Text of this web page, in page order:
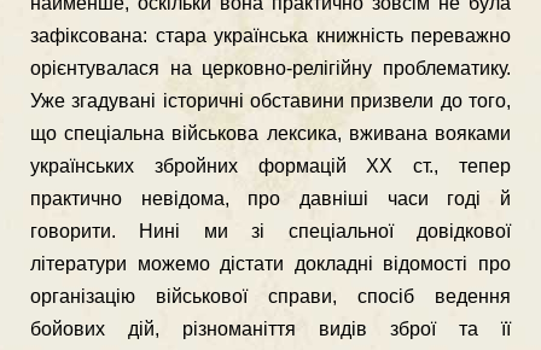
зафiксована: стара українська книжнiсть переважно
орiєнтувалася на церковно-релiгiйну проблематику.
Уже згадуванi iсторичнi обставини призвели до того,
що спецiальна вiйськова лексика, вживана вояками
українських збройних формацiй ХХ ст., тепер
практично невiдома, про давнiшi часи годi й
говорити. Нинi ми зi спецiальної довiдкової
лiтератури можемо дiстати докладнi вiдомостi про
органiзацiю вiйськової справи, спосiб ведення
бойових дiй, рiзноманiття видiв зброї та її